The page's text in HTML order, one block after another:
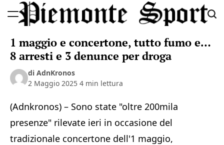
to
Sport
1 maggio e concertone, tutto fumo e…
8 arresti e 3 denunce per droga
di AdnKronos
2 Maggio 2025 4 min lettura
(Adnkronos) – Sono state "oltre 200mila
presenze" rilevate ieri in occasione del
tradizionale concertone dell'1 maggio,